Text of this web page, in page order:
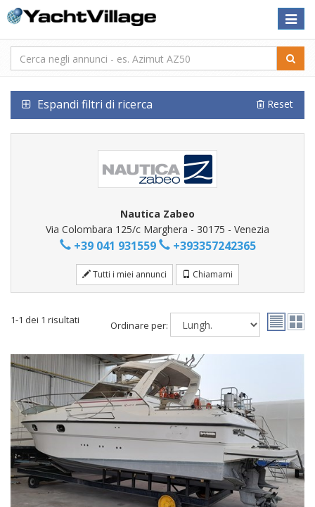
Toggle
Espandi filtri di ricerca Reset
Nautica Zabeo
Via Colombara 125/c Marghera - 30175 - Venezia
+39 041 931559 +393357242365
Tutti i miei annunci Chiamami
1-1 dei 1 risultati Ordinare per: